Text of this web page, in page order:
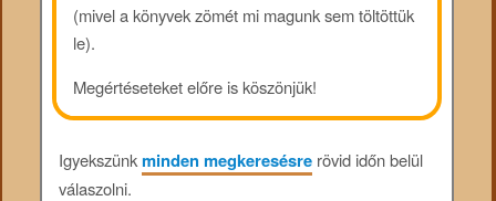
(mivel a könyvek zömét mi magunk sem töltöttük
le).
Megértéseteket előre is köszönjük!
Igyekszünkminden megkeresésrerövid időn belül
válaszolni.